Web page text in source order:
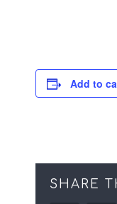
Add to
SHARE